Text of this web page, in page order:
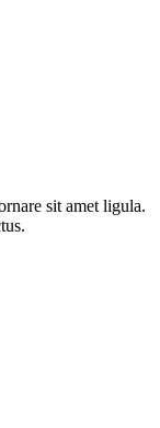
sit amet ligula.